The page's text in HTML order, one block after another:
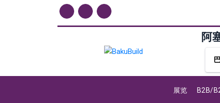
阿
展览 B2B/